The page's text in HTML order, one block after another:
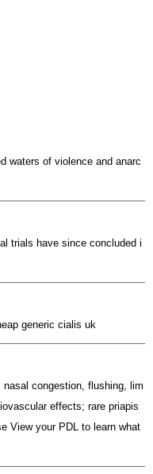
waters of violence and anarc
trials have since concluded i
generic cialis uk
congestion, flushing, lim
effects; rare priapis
View your PDL to learn what